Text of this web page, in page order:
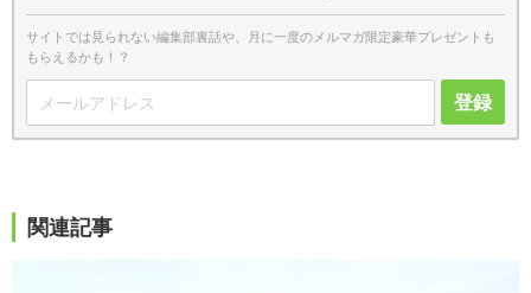
サイトでは見られない編集部裏話や、月に一度のメルマガ限定豪華プレゼントも
もらえるかも！？
登録
関連記事